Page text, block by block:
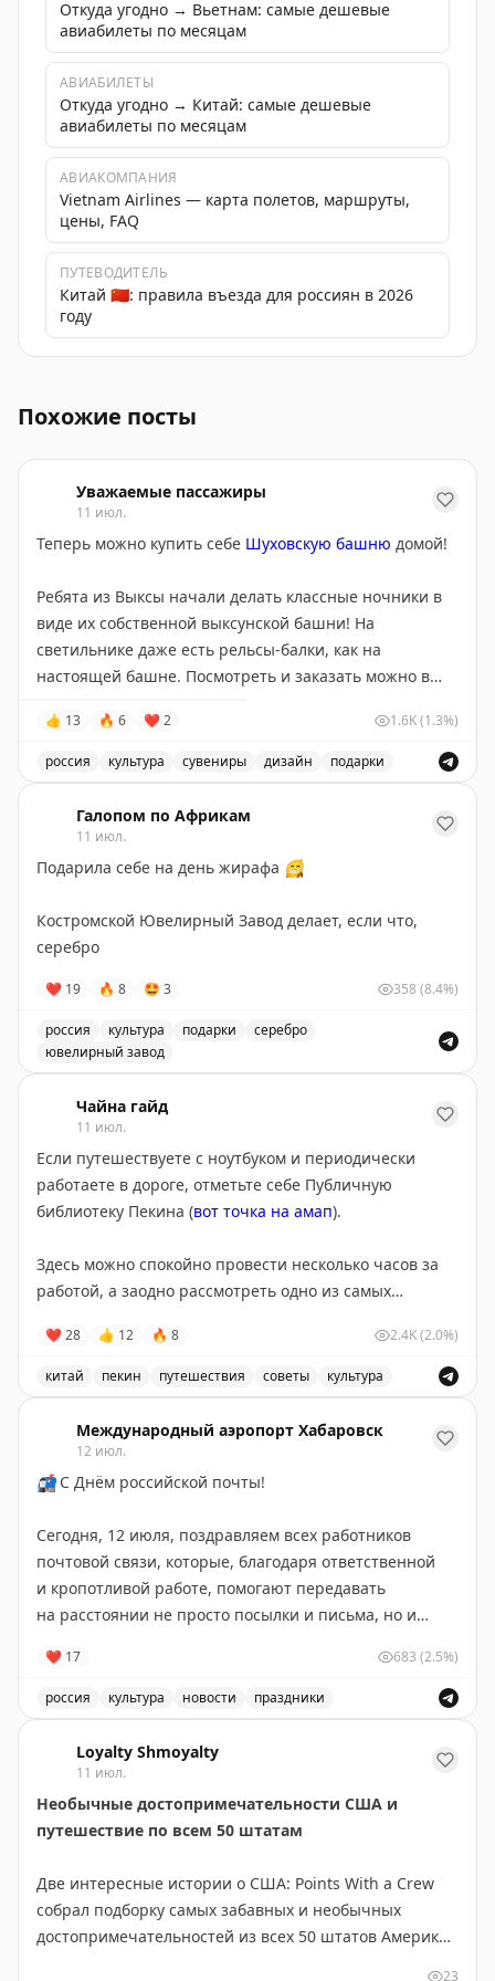
Откуда угодно → Вьетнам: самые дешевые
авиабилеты по месяцам
АВИАБИЛЕТЫ
Откуда угодно → Китай: самые дешевые
авиабилеты по месяцам
АВИАКОМПАНИЯ
Vietnam Airlines — карта полетов, маршруты,
цены, FAQ
ПУТЕВОДИТЕЛЬ
Китай 🇨🇳: правила въезда для россиян в 2026
году
Похожие посты
Уважаемые пассажиры
11 июл.
Теперь можно купить себе Шуховскую башню домой!
Ребята из Выксы начали делать классные ночники в
виде их собственной выксунской башни! На
светильнике даже есть рельсы-балки, как на
настоящей башне. Посмотреть и заказать можно в
вам сделают скидку!
Мы познакомились с ними на Выкса-фесте и уже
добавили их в нашу большую подборку интересных
сувениров из разных регионов, заходите посмотреть:
https://dearpassengers.ru/souvenirs/
👍 13 🔥 6 ❤ 2 1.6K(1.3%)
россия культура сувениры дизайн подарки
Галопом по Африкам
11 июл.
Подарила себе на день жирафа 😁
Костромской Ювелирный Завод делает, если что,
серебро
❤ 19 🔥 8 🤩 3 358 (8.4%)
россия культура подарки
серебро
ювелирный завод
Чайна гайд
11 июл.
Если путешествуете с ноутбуком и периодически
работаете в дороге, отметьте себе Публичную
библиотеку Пекина (вот точка на амап).
Здесь можно спокойно провести несколько часов за
работой, а заодно рассмотреть одно из самых
свободный для всех. В доступе розетки, свет и много
свободного места. Настроение очень рабочее.
Проект разработало бюро Snøhetta, авторынового
оперного театра в Шанхае
. Читальные террасы здесь
напоминают природные холмы, а колонны — деревья
Библиотека находится внутри центрального парка, по
соседству сМузеем Великого канала, где
выставляются древние реликвии.
Ближайшая станция метро
(北运河东)
выбирать такси и потом погулять по парку.
❤ 28 👍 12 🔥 8 2.4K(2.0%)
китай пекин путешествия советы культура
Международный аэропорт Хабаровск
12 июл.
📬С Днём российской почты!
Сегодня, 12 июля, поздравляем всех работников
почтовой связи, которые, благодаря ответственной
и кропотливой работе, помогают передавать
на расстоянии не просто посылки и письма, но и
в этих посланиях
Желаем крепкого здоровья, стабильной
бесперебойной работы💛
📸Андрей Лавринович
❤ 17 683 (2.5%)
россия культура новости праздники
Loyalty Shmoyalty
11 июл.
Необычные достопримечательности США и
путешествие по всем 50 штатам
Две интересные истории о США: Points With a Crew
собрал подборку самых забавных и необычных
достопримечательностей из всех 50 штатов Америки.
23